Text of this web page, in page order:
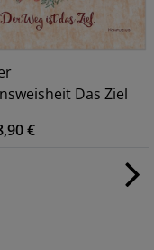
Das Ziel
€